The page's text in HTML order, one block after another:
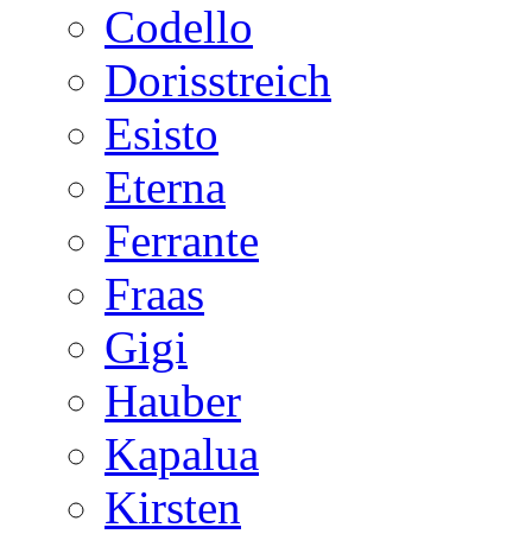
Codello
Dorisstreich
Esisto
Eterna
Ferrante
Fraas
Gigi
Hauber
Kapalua
Kirsten